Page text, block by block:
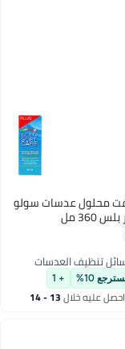
محلول عدسات سولو
مل
10%
+ 1
احصل عليه خلال 13 - 14